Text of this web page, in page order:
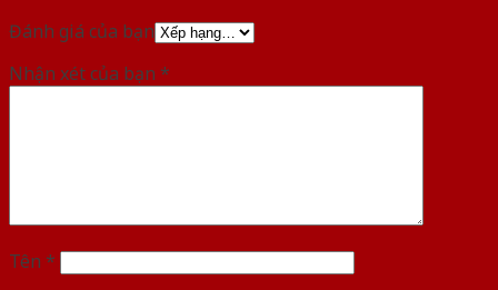
Đánh giá của bạn
Nhận xét của bạn *
Tên *